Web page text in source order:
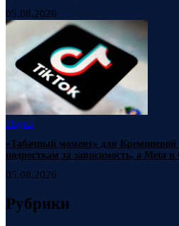
05.08.2026
Наука
«Табачный момент» для
подросткам за зависимость, а Meta и
05.08.2026
Рубрики